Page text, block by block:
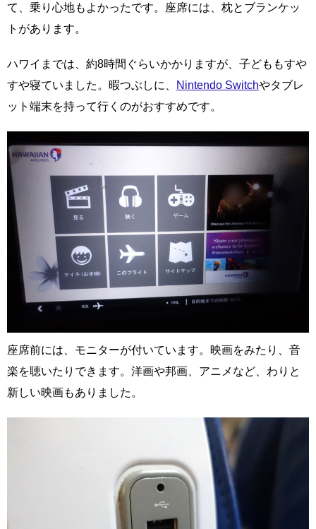
て、乗り心地もよかったです。座席には、枕とブランケッ
トがあります。
ハワイまでは、約8時間ぐらいかかりますが、子どももすや
すや寝ていました。暇つぶしに、
Nintendo Switchやタブレ
ット端末を持って行くのがおすすめです。
座席前には、モニターが付いています。映画をみたり、音
楽を聴いたりできます。洋画や邦画、アニメなど、わりと
新しい映画もありました。